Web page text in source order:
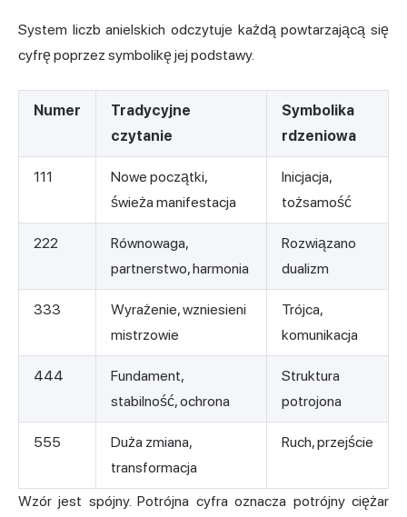
System liczb anielskich odczytuje każdą powtarzającą się
cyfrę poprzez symbolikę jej podstawy.
Numer
Tradycyjne
czytanie
Symbolika
rdzeniowa
111
Nowe początki,
świeża manifestacja
Inicjacja,
tożsamość
222
Równowaga,
partnerstwo, harmonia
Rozwiązano
dualizm
333
Wyrażenie, wzniesieni
mistrzowie
Trójca,
komunikacja
444
Fundament,
stabilność, ochrona
Struktura
potrojona
555
Duża zmiana,
transformacja
Ruch, przejście
Wzór jest spójny. Potrójna cyfra oznacza potrójny ciężar